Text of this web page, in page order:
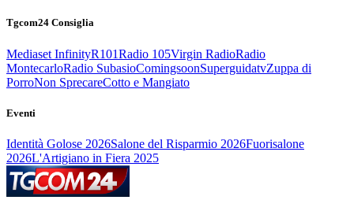
Tgcom24 Consiglia
Mediaset InfinityR101Radio 105Virgin RadioRadio
MontecarloRadio SubasioComingsoonSuperguidatvZuppa di
PorroNon SprecareCotto e Mangiato
Eventi
Identità Golose 2026Salone del Risparmio 2026Fuorisalone
2026L'Artigiano in Fiera 2025